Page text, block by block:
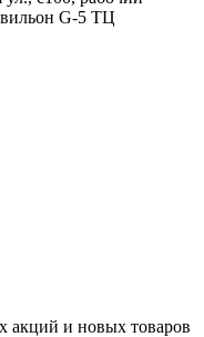
G-5 ТЦ
акций и новых товаров